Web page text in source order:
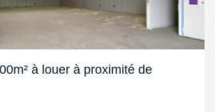
à louer à proximité de